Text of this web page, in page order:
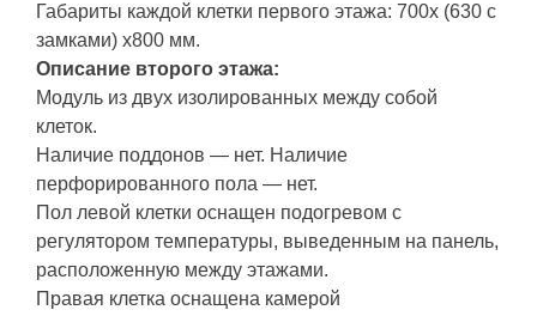
Габариты каждой клетки первого этажа: 700х (630 с
замками) х800 мм.
Описание второго этажа:
Модуль из двух изолированных между собой
клеток.
Наличие поддонов — нет. Наличие
перфорированного пола — нет.
Пол левой клетки оснащен подогревом с
регулятором температуры, выведенным на панель,
расположенную между этажами.
Правая клетка оснащена камерой